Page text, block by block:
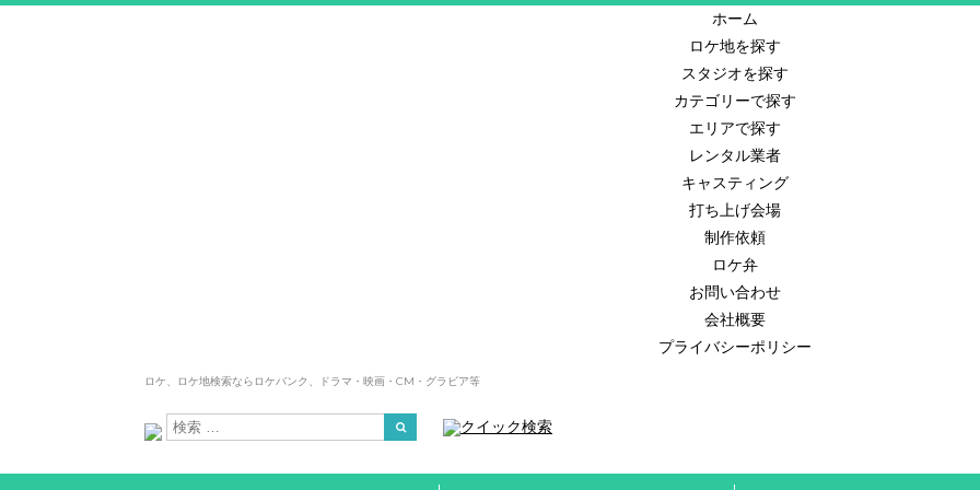
ホーム
ロケ地を探す
スタジオを探す
カテゴリーで探す
エリアで探す
レンタル業者
キャスティング
打ち上げ会場
制作依頼
ロケ弁
お問い合わせ
会社概要
プライバシーポリシー
ロケ、ロケ地検索ならロケバンク、ドラマ・映画・CM・グラビア等
クイック検索